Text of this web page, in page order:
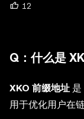
12
Q：什么是
XKO 前缀地址 是
用于优化用户在